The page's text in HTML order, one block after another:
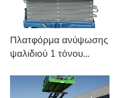
Πλατφόρμα ανύψωσης
ψαλιδιού 1 τόνου